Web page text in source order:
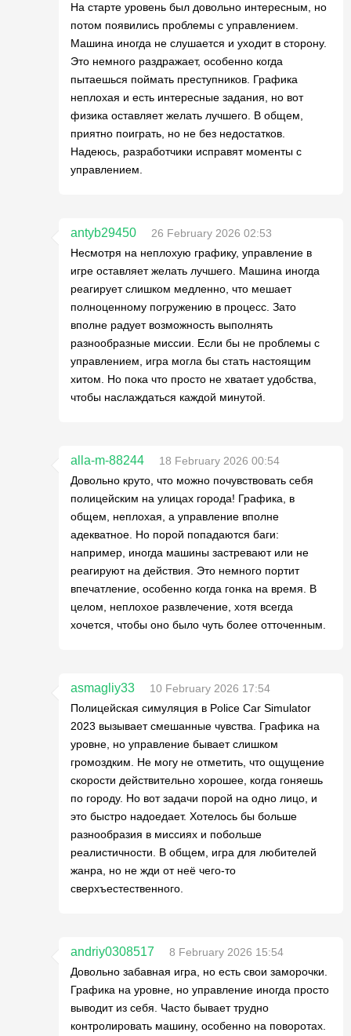
На старте уровень был довольно интересным, но
потом появились проблемы с управлением.
Машина иногда не слушается и уходит в сторону.
Это немного раздражает, особенно когда
пытаешься поймать преступников. Графика
неплохая и есть интересные задания, но вот
физика оставляет желать лучшего. В общем,
приятно поиграть, но не без недостатков.
Надеюсь, разработчики исправят моменты с
управлением.
antyb29450
26 February 2026 02:53
Несмотря на неплохую графику, управление в
игре оставляет желать лучшего. Машина иногда
реагирует слишком медленно, что мешает
полноценному погружению в процесс. Зато
вполне радует возможность выполнять
разнообразные миссии. Если бы не проблемы с
управлением, игра могла бы стать настоящим
хитом. Но пока что просто не хватает удобства,
чтобы наслаждаться каждой минутой.
alla-m-88244
18 February 2026 00:54
Довольно круто, что можно почувствовать себя
полицейским на улицах города! Графика, в
общем, неплохая, а управление вполне
адекватное. Но порой попадаются баги:
например, иногда машины застревают или не
реагируют на действия. Это немного портит
впечатление, особенно когда гонка на время. В
целом, неплохое развлечение, хотя всегда
хочется, чтобы оно было чуть более отточенным.
asmagliy33
10 February 2026 17:54
Полицейская симуляция в Police Car Simulator
2023 вызывает смешанные чувства. Графика на
уровне, но управление бывает слишком
громоздким. Не могу не отметить, что ощущение
скорости действительно хорошее, когда гоняешь
по городу. Но вот задачи порой на одно лицо, и
это быстро надоедает. Хотелось бы больше
разнообразия в миссиях и побольше
реалистичности. В общем, игра для любителей
жанра, но не жди от неё чего-то
сверхъестественного.
andriy0308517
8 February 2026 15:54
Довольно забавная игра, но есть свои заморочки.
Графика на уровне, но управление иногда просто
выводит из себя. Часто бывает трудно
контролировать машину, особенно на поворотах.